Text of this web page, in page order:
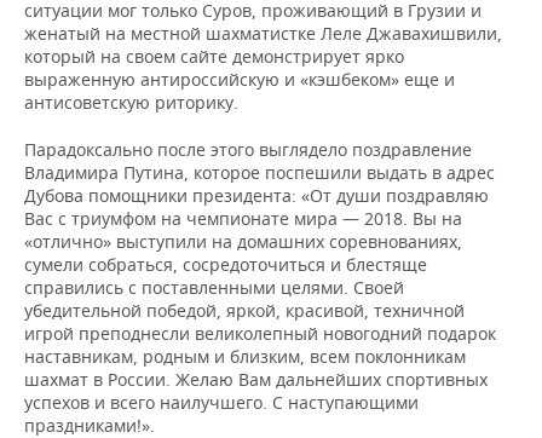
ситуации мог только Суров, проживающий в Грузии и
женатый на местной шахматистке Леле Джавахишвили,
который на своем сайте демонстрирует ярко
выраженную антироссийскую и «кэшбеком» еще и
антисоветскую риторику.
Парадоксально после этого выглядело поздравление
Владимира Путина, которое поспешили выдать в адрес
Дубова помощники президента: «От души поздравляю
Вас с триумфом на чемпионате мира — 2018. Вы на
«отлично» выступили на домашних соревнованиях,
сумели собраться, сосредоточиться и блестяще
справились с поставленными целями. Своей
убедительной победой, яркой, красивой, техничной
игрой преподнесли великолепный новогодний подарок
наставникам, родным и близким, всем поклонникам
шахмат в России. Желаю Вам дальнейших спортивных
успехов и всего наилучшего. С наступающими
праздниками!».